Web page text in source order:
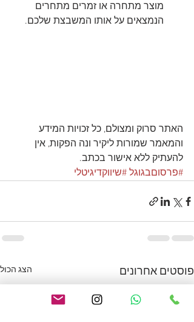
מוצר מתחרה או זמרים מתחרים
הנמצאים על אותו המשבצת שלכם.
האתר סרוק ומצולם, כל זכויות המידע
והמאמר שמורות ליקיר ונה הפקות, אין
להעתיק ללא אישור בכתב.
#פרסוםבגוגל #שיווקדיגיטלי
פוסטים אחרונים הצג הכול